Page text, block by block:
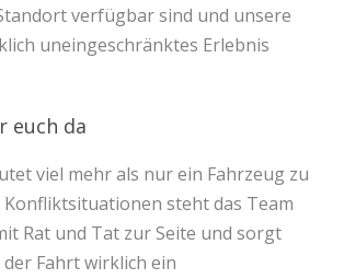
verfügbar sind und unsere
uneingeschränktes Erlebnis
euch da
viel mehr als nur ein Fahrzeug zu
Konfliktsituationen steht das Team
Rat und Tat zur Seite und sorgt
Fahrt wirklich ein